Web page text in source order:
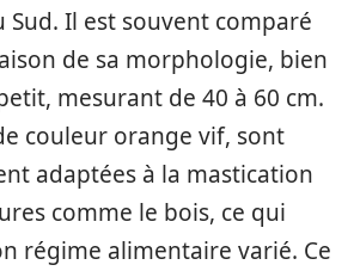
Sud. Il est souvent comparé
de sa morphologie, bien
mesurant de 40 à 60 cm.
couleur orange vif, sont
adaptées à la mastication
comme le bois, ce qui
régime alimentaire varié. Ce